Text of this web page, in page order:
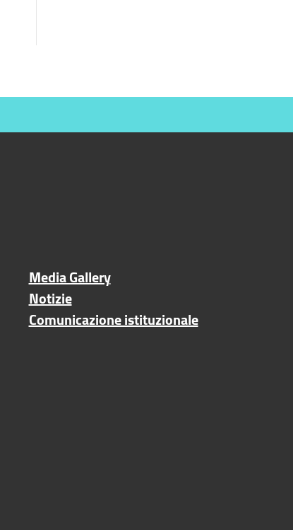
Media Gallery
Notizie
Comunicazione istituzionale